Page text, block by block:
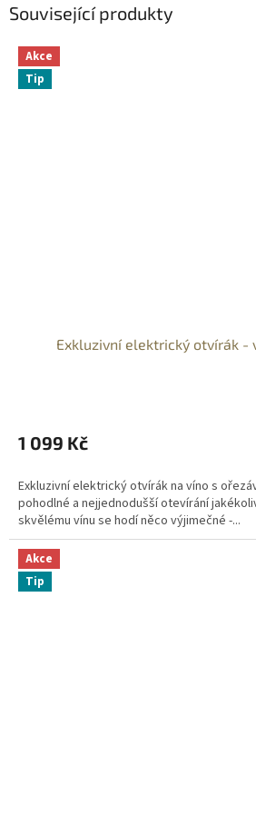
Související produkty
Akce
Tip
Exkluzivní elektrický otvírák -
1 099 Kč
Exkluzivní elektrický otvírák na víno s
pohodlné a nejjednodušší otevírání
skvělému vínu se hodí něco výjimečné -...
Akce
Tip